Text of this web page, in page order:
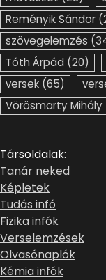
Reményik Sándor
szövegelemzés
Tóth Árpád (20)
versek (65)
Vörösmarty Mihály
Társoldalak:
Tanár neked
Képletek
Tudás infó
Fizika infók
Verselemzések
Olvasónaplók
Kémia infók